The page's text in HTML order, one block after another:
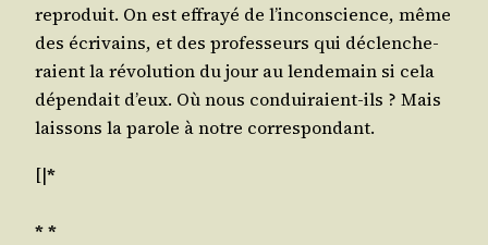
repro­duit. On est effrayé de l’in­cons­cience, même
des écri­vains, et des pro­fes­seurs qui déclen­che­
raient la révo­lu­tion du jour au len­de­main si cela
dépen­dait d’eux. Où nous condui­raient-ils ? Mais
lais­sons la parole à notre correspondant.
[|*
* *